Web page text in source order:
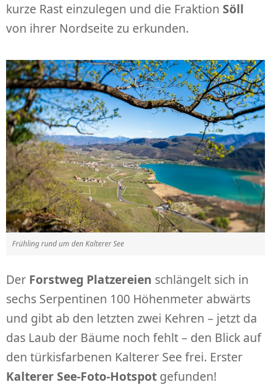
kurze Rast einzulegen und die Fraktion Söll
von ihrer Nordseite zu erkunden.
Frühling rund um den Kalterer See
Der Forstweg Platzereien schlängelt sich in
sechs Serpentinen 100 Höhenmeter abwärts
und gibt ab den letzten zwei Kehren – jetzt da
das Laub der Bäume noch fehlt – den Blick auf
den türkisfarbenen Kalterer See frei. Erster
Kalterer See-Foto-Hotspot gefunden!